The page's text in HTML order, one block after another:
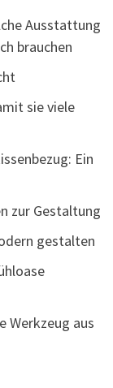
Ausstattung
brauchen
sie viele
Ein
zur Gestaltung
gestalten
Werkzeug aus